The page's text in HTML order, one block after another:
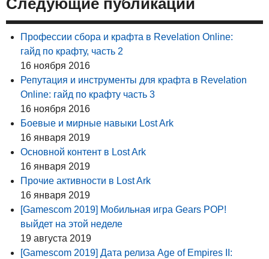
Следующие публикации
Профессии сбора и крафта в Revelation Online:
гайд по крафту, часть 2
16 ноября 2016
Репутация и инструменты для крафта в Revelation
Online: гайд по крафту часть 3
16 ноября 2016
Боевые и мирные навыки Lost Ark
16 января 2019
Основной контент в Lost Ark
16 января 2019
Прочие активности в Lost Ark
16 января 2019
[Gamescom 2019] Мобильная игра Gears POP!
выйдет на этой неделе
19 августа 2019
[Gamescom 2019] Дата релиза Age of Empires II: